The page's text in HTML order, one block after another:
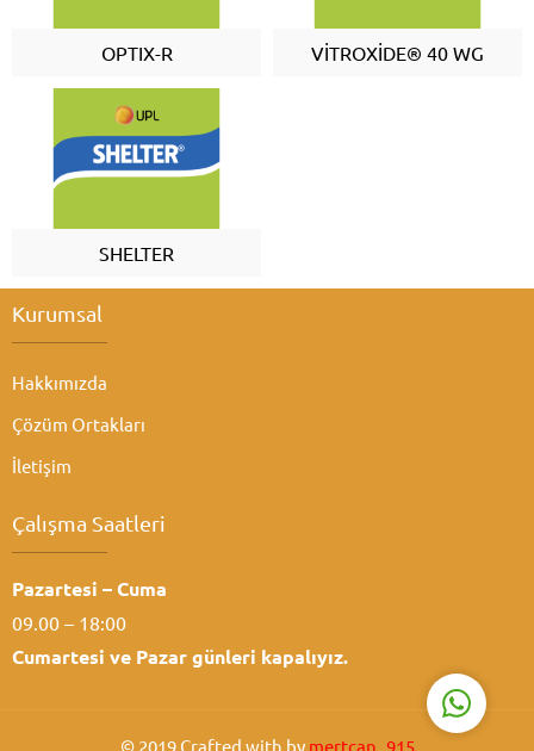
OPTIX-R VİTROXİDE® 40 WG
SHELTER
Kurumsal
Hakkımızda
Çözüm Ortakları
İletişim
Çalışma Saatleri
Pazartesi – Cuma
09.00 – 18:00
Cumartesi ve Pazar günleri kapalıyız.
© 2019 Crafted with by mertcan_915